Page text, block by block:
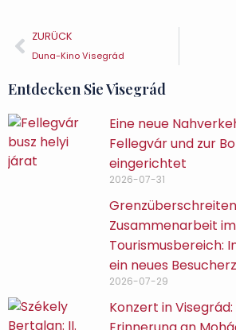
ZURÜCK
Duna-Kino Visegrád
Entdecken Sie Visegrád
Eine neue
Fellegvár und zur
eingerichtet
2026-07-31
Zusammenarbeit im
Tourismusbereich:
ein neues
2026-07-29
Konzert in Visegrád: